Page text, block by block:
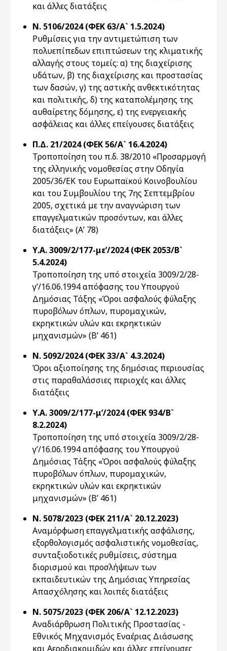
και άλλες διατάξεις
Ν. 5106/2024 (ΦΕΚ 63/Α` 1.5.2024)
Ρυθμίσεις για την αντιμετώπιση των
πολυεπίπεδων επιπτώσεων της κλιματικής
αλλαγής στους τομείς: α) της διαχείρισης
υδάτων, β) της διαχείρισης και προστασίας
των δασών, γ) της αστικής ανθεκτικότητας
και πολιτικής, δ) της καταπολέμησης της
αυθαίρετης δόμησης, ε) της ενεργειακής
ασφάλειας και άλλες επείγουσες διατάξεις
Π.Δ. 21/2024 (ΦΕΚ 56/Α` 16.4.2024)
Τροποποίηση του π.δ. 38/2010 «Προσαρμογή
της ελληνικής νομοθεσίας στην Οδηγία
2005/36/ΕΚ του Ευρωπαϊκού Κοινοβουλίου
και του Συμβουλίου της 7ης Σεπτεμβρίου
2005, σχετικά με την αναγνώριση των
επαγγελματικών προσόντων, και άλλες
διατάξεις» (Α’ 78)
Υ.Α. 3009/2/177-με’/2024 (ΦΕΚ 2053/Β`
5.4.2024)
Τροποποίηση της υπό στοιχεία 3009/2/28-
γ’/16.06.1994 απόφασης του Υπουργού
Δημόσιας Τάξης «Όροι ασφαλούς φύλαξης
πυροβόλων όπλων, πυρομαχικών,
εκρηκτικών υλών και εκρηκτικών
μηχανισμών» (Β’ 461)
Ν. 5092/2024 (ΦΕΚ 33/Α` 4.3.2024)
Όροι αξιοποίησης της δημόσιας περιουσίας
στις παραθαλάσσιες περιοχές και άλλες
διατάξεις
Υ.Α. 3009/2/177-μ’/2024 (ΦΕΚ 934/Β`
8.2.2024)
Τροποποίηση της υπό στοιχεία 3009/2/28-
γ’/16.06.1994 απόφασης του Υπουργού
Δημόσιας Τάξης «Όροι ασφαλούς φύλαξης
πυροβόλων όπλων, πυρομαχικών,
εκρηκτικών υλών και εκρηκτικών
μηχανισμών» (Β’ 461)
Ν. 5078/2023 (ΦΕΚ 211/Α` 20.12.2023)
Αναμόρφωση επαγγελματικής ασφάλισης,
εξορθολογισμός ασφαλιστικής νομοθεσίας,
συνταξιοδοτικές ρυθμίσεις, σύστημα
διορισμού και προσλήψεων των
εκπαιδευτικών της Δημόσιας Υπηρεσίας
Απασχόλησης και λοιπές διατάξεις
Ν. 5075/2023 (ΦΕΚ 206/Α` 12.12.2023)
Αναδιάρθρωση Πολιτικής Προστασίας -
Εθνικός Μηχανισμός Εναέριας Διάσωσης
και Αεροδιακομιδών και άλλες επείγουσες